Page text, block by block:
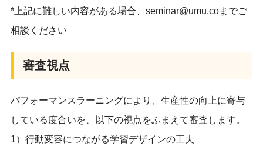
*上記に難しい内容がある場合、seminar@umu.coまでご
相談ください
審査視点
パフォーマンスラーニングにより、生産性の向上に寄与
している度合いを、以下の視点をふまえて審査します。
1）行動変容につながる学習デザインの工夫